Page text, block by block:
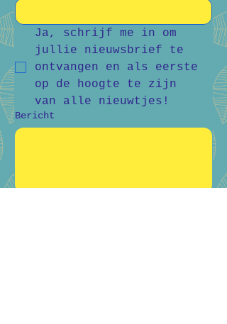
Ja, schrijf me in om
jullie nieuwsbrief te
ontvangen en als eerste
op de hoogte te zijn
van alle nieuwtjes!
Bericht